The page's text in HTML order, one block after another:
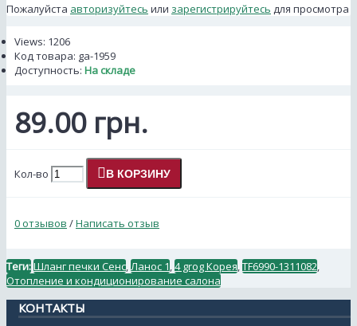
Пожалуйста авторизуйтесь или зарегистрируйтесь для просмотра
Views: 1206
Код товара: ga-1959
Доступность: На складе
89.00 грн.
Кол-во В КОРЗИНУ
0 отзывов /Написать отзыв
Теги:Шланг печки Сенс Ланос 1 4 grog Корея TF6990-1311082
Отопление и кондиционирование салона
КОНТАКТЫ